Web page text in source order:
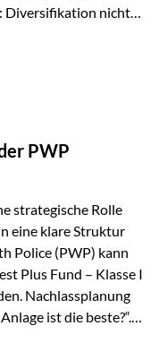
Diversifikation nicht
Rechtsraum
der EU, ohne
und Finanzplatz.
an –…
PWP
strategische Rolle
eine klare Struktur
Police (PWP) kann
Plus Fund – Klasse I
Nachlassplanung
ist die beste?“.